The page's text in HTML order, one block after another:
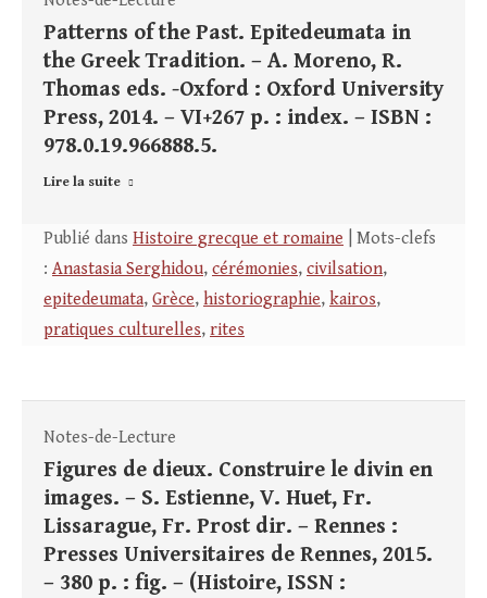
Patterns of the Past. Epitedeumata in
the Greek Tradition. – A. Moreno, R.
Thomas eds. -Oxford : Oxford University
Press, 2014. – VI+267 p. : index. – ISBN :
978.0.19.966888.5.
Lire la suite
Publié dans Histoire grecque et romaine | Mots-clefs
: Anastasia Serghidou, cérémonies, civilsation,
epitedeumata, Grèce, historiographie, kairos,
pratiques culturelles, rites
Notes-de-Lecture
Figures de dieux. Construire le divin en
images. – S. Estienne, V. Huet, Fr.
Lissarague, Fr. Prost dir. – Rennes :
Presses Universitaires de Rennes, 2015.
– 380 p. : fig. – (Histoire, ISSN :